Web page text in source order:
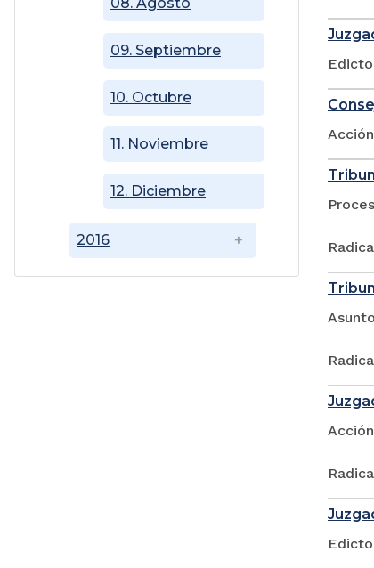
2016
08. Agosto
09. Septiembre
10. Octubre
11. Noviembre
12. Diciembre